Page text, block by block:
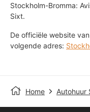
Stockholm-Bromma:
Sixt.
De officiële website
volgende adres:
Home Autohuur